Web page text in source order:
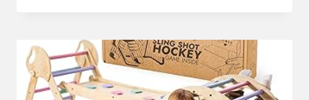
KLETTERSPIELZEUG
FÜR
KLEINTIERE